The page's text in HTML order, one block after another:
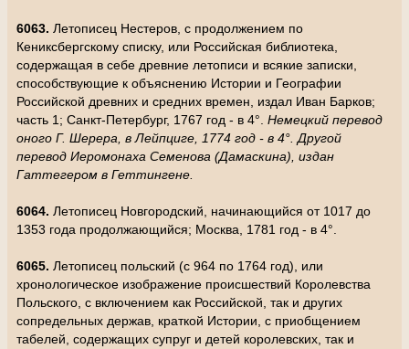
6063. Летописец Нестеров, с продолжением по
Кениксбергскому списку, или Российская библиотека,
содержащая в себе древние летописи и всякие записки,
способствующие к объяснению Истории и Географии
Российской древних и средних времен, издал Иван Барков;
часть 1; Санкт-Петербург, 1767 год - в 4°. Немецкий перевод
оного Г. Шерера, в Лейпциге, 1774 год - в 4°. Другой
перевод Иеромонаха Семенова (Дамаскина), издан
Гаттегером в Геттингене.
6064. Летописец Новгородский, начинающийся от 1017 до
1353 года продолжающийся; Москва, 1781 год - в 4°.
6065. Летописец польский (с 964 по 1764 год), или
хронологическое изображение происшествий Королевства
Польского, с включением как Российской, так и других
сопредельных держав, краткой Истории, с приобщением
табелей, содержащих супруг и детей королевских, так и